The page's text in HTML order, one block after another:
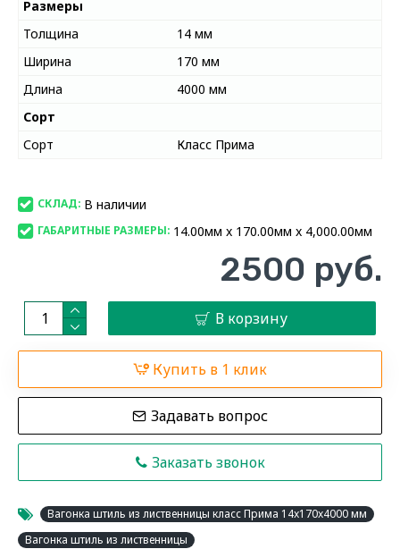
Размеры
Толщина
14 мм
Ширина
170 мм
Длина
4000 мм
Сорт
Сорт
Класс Прима
СКЛАД: В наличии
ГАБАРИТНЫЕ РАЗМЕРЫ: 14.00мм x 170.00мм x 4,000.00мм
2500 руб.
В корзину
Купить в 1 клик
Задавать вопрос
Заказать звонок
Вагонка штиль из лиственницы класс Прима 14x170x4000 мм
Вагонка штиль из лиственницы